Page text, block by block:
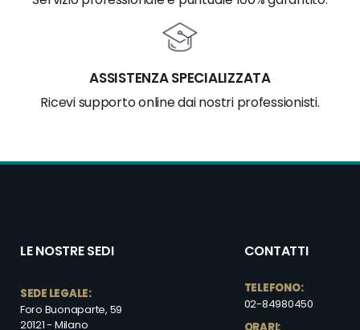
ASSISTENZA SPECIALIZZATA
Ricevi supporto online dai nostri professionisti.
LE NOSTRE SEDI
SEDE LEGALE:
Foro Buonaparte, 59
20121 - Milano
CONTATTI
TELEFONO:
02-84980450